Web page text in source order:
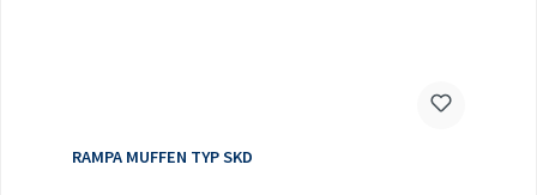
RAMPA MUFFEN TYP SKD